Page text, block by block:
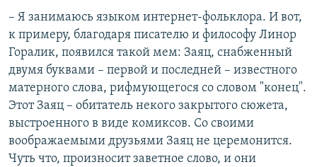
– Я занимаюсь языком интернет-фольклора. И вот,
к примеру, благодаря писателю и философу Линор
Горалик, появился такой мем: Заяц, снабженный
двумя буквами – первой и последней – известного
матерного слова, рифмующегося со словом "конец".
Этот Заяц – обитатель некого закрытого сюжета,
выстроенного в виде комиксов. Со своими
воображаемыми друзьями Заяц не церемонится.
Чуть что, произносит заветное слово, и они